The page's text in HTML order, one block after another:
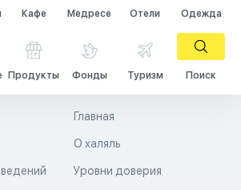
Кафе Медресе Отели Одежда
Продукты Фонды Туризм Поиск
Главная
О халяль
Уровни доверия